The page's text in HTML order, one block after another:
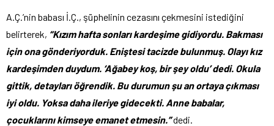
A.Ç.’nin babası İ.Ç., şüphelinin cezasını çekmesini istediğini
belirterek, “Kızım hafta sonları kardeşime gidiyordu. Bakması
için ona gönderiyorduk. Eniştesi tacizde bulunmuş. Olayı kız
kardeşimden duydum. ‘Ağabey koş, bir şey oldu’ dedi. Okula
gittik, detayları öğrendik. Bu durumun şu an ortaya çıkması
iyi oldu. Yoksa daha ileriye gidecekti. Anne babalar,
çocuklarını kimseye emanet etmesin.”dedi.